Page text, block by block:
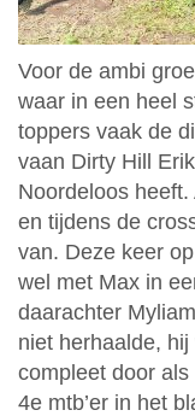
Voor de ambi
waar in een heel
toppers vaak de
vaan Dirty Hill
Noordeloos
en tijdens de
van. Deze keer
wel met Max in
daarachter
niet herhaalde,
compleet door
4e mtb’er in het